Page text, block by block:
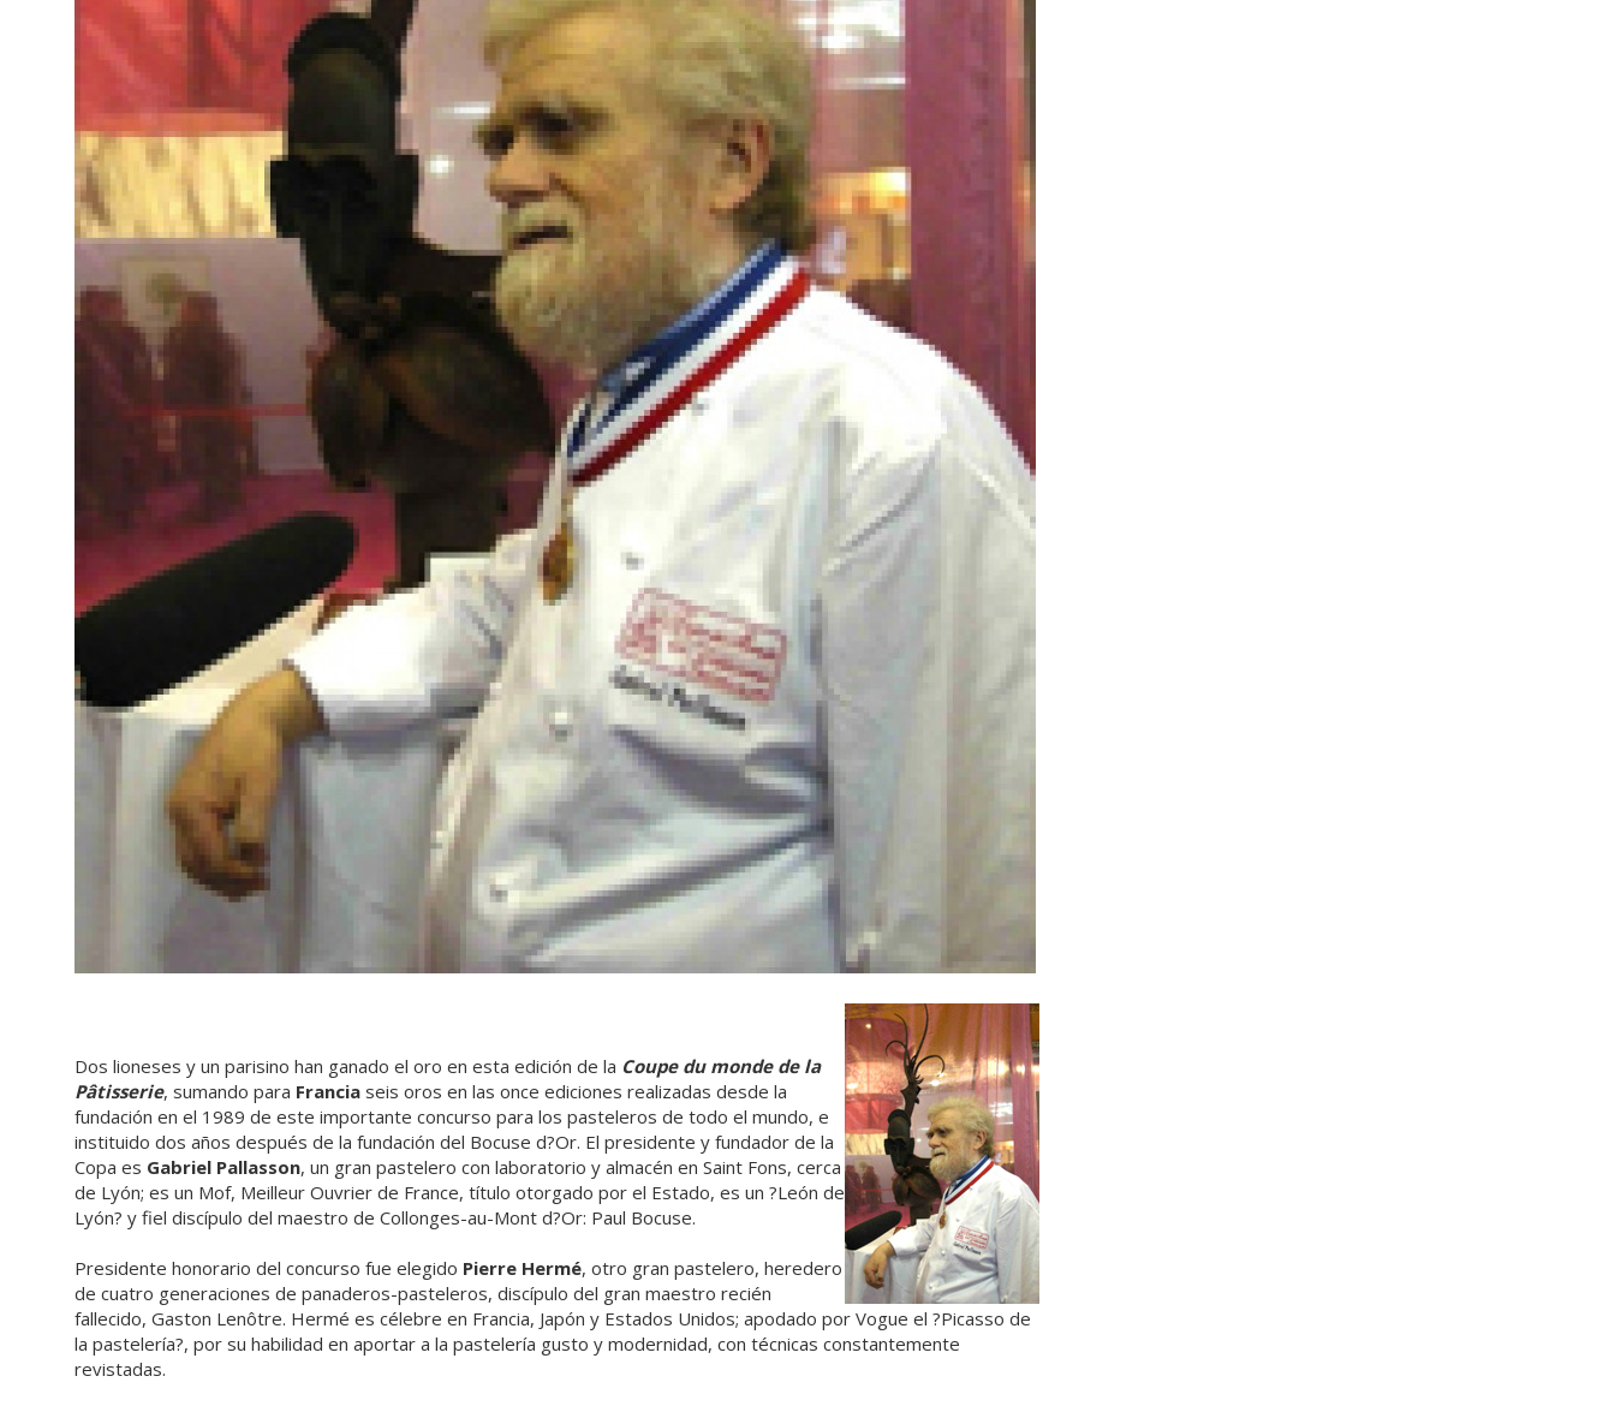
Dos lioneses y un parisino han ganado el oro en esta edición de la Coupe du monde de la
Pâtisserie, sumando para Francia seis oros en las once ediciones realizadas desde la
fundación en el 1989 de este importante concurso para los pasteleros de todo el mundo, e
instituido dos años después de la fundación del Bocuse d?Or. El presidente y fundador de la
Copa es Gabriel Pallasson, un gran pastelero con laboratorio y almacén en Saint Fons, cerca
de Lyón; es un Mof, Meilleur Ouvrier de France, título otorgado por el Estado, es un ?León de
Lyón? y fiel discípulo del maestro de Collonges-au-Mont d?Or: Paul Bocuse.
Presidente honorario del concurso fue elegido Pierre Hermé, otro gran pastelero, heredero
de cuatro generaciones de panaderos-pasteleros, discípulo del gran maestro recién
fallecido, Gaston Lenôtre. Hermé es célebre en Francia, Japón y Estados Unidos; apodado por Vogue el ?Picasso de
la pastelería?, por su habilidad en aportar a la pastelería gusto y modernidad, con técnicas constantemente
revistadas.